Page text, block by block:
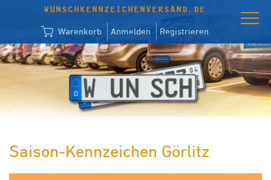
WUNSCHKENNZEICHENVERSAND.DE
Warenkorb Anmelden Registrieren
Saison-Kennzeichen Görlitz